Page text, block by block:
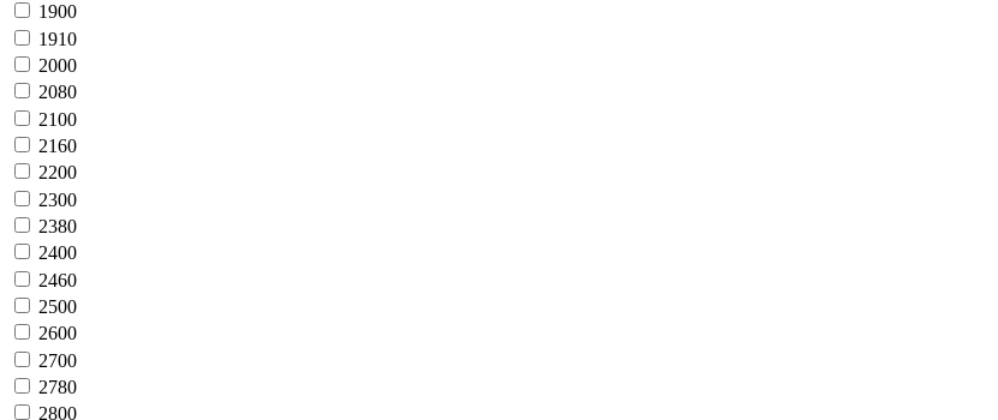
1900
1910
2000
2080
2100
2160
2200
2300
2380
2400
2460
2500
2600
2700
2780
2800